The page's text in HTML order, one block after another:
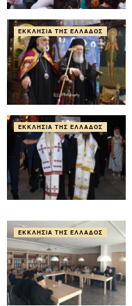
ΕΚΚΛΗΣΊΑ ΤΗΣ ΕΛΛΆΔΟΣ
ΕΚΚΛΗΣΊΑ ΤΗΣ ΕΛΛΆΔΟΣ
ΕΚΚΛΗΣΊΑ ΤΗΣ ΕΛΛΆΔΟΣ